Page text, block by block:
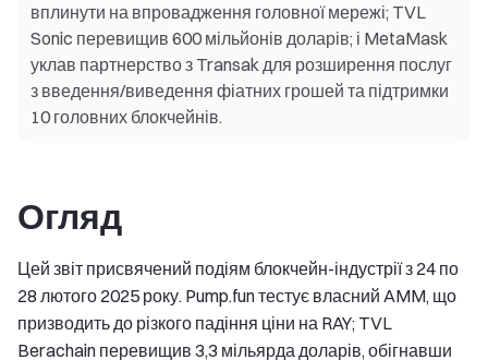
вплинути на впровадження головної мережі; TVL
Sonic перевищив 600 мільйонів доларів; і MetaMask
уклав партнерство з Transak для розширення послуг
з введення/виведення фіатних грошей та підтримки
10 головних блокчейнів.
Огляд
Цей звіт присвячений подіям блокчейн-індустрії з 24 по
28 лютого 2025 року. Pump.fun тестує власний AMM, що
призводить до різкого падіння ціни на RAY; TVL
Berachain перевищив 3,3 мільярда доларів, обігнавши